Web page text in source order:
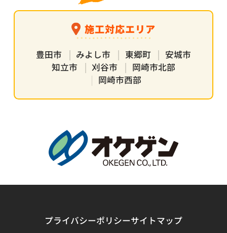
施工対応エリア
豊田市 みよし市 東郷町
安城市
知立市
刈谷市
岡崎市北部
岡崎市西部
プライバシーポリシーサイトマップ